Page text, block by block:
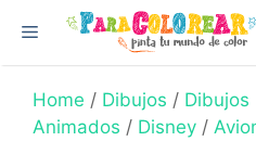
content
Menu
Home / Dibujos / Dibujos
Animados / Disney /